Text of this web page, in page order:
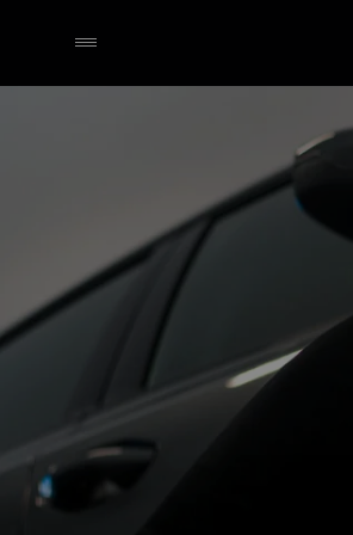
Sélectionner un Partenaire